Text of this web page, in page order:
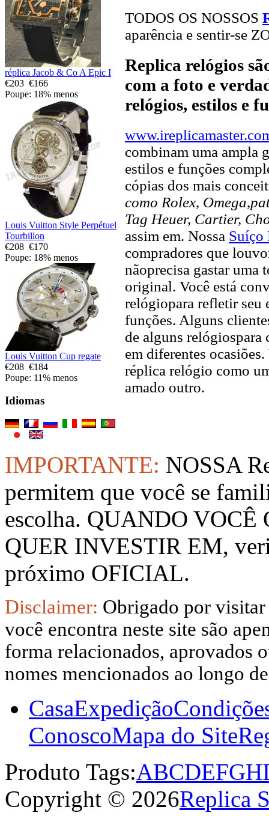
réplica Jacob & Co A Epic I
€203 €166
Poupe: 18% menos
Louis Vuitton Style Perpétuel
Tourbillon
€208 €170
Poupe: 18% menos
Louis Vuitton Cup regate
€208 €184
Poupe: 11% menos
Idiomas
TODOS OS NOSSOS
aparência e sentir-se
Replica relógios
com a foto e
relógios, estilos e
combinam uma ampla
estilos e funções
cópias dos mais
como Rolex,
Tag Heuer, Cartier,
assim em. Nossa Suíço
compradores que
nãoprecisa gastar uma
original. Você está
relógiopara refletir seu
funções. Alguns
de alguns relógiospara
em diferentes
réplica relógio como
amado outro.
IMPORTANTE: NOSSA
permitem que você se
escolha. QUANDO
QUER INVESTIR EM,
próximo OFICIAL.
Disclaimer: Obrigado por visitar
você encontra neste site são
forma relacionados, aprovados
nomes mencionados ao longo
CasaExpedição
ConoscoMapa do Site
Produto Tags:ABCDEFGH
Copyright © 2026Replica